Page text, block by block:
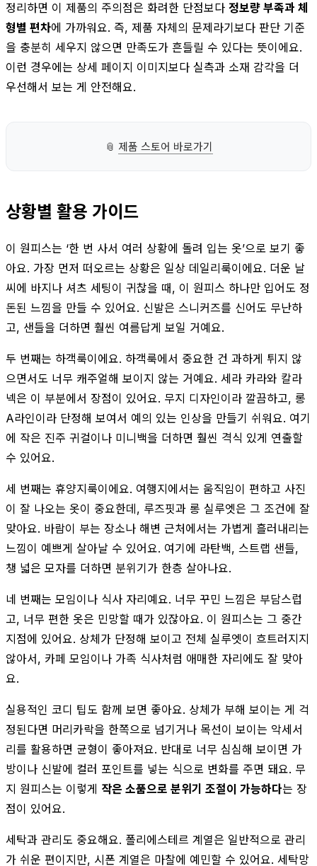
정리하면 이 제품의 주의점은 화려한 단점보다 정보량 부족과 체
형별 편차에 가까워요. 즉, 제품 자체의 문제라기보다 판단 기준
을 충분히 세우지 않으면 만족도가 흔들릴 수 있다는 뜻이에요.
이런 경우에는 상세 페이지 이미지보다 실측과 소재 감각을 더
우선해서 보는 게 안전해요.
📎 제품 스토어 바로가기
상황별 활용 가이드
이 원피스는 ‘한 번 사서 여러 상황에 돌려 입는 옷’으로 보기 좋
아요. 가장 먼저 떠오르는 상황은 일상 데일리룩이에요. 더운 날
씨에 바지나 셔츠 세팅이 귀찮을 때, 이 원피스 하나만 입어도 정
돈된 느낌을 만들 수 있어요. 신발은 스니커즈를 신어도 무난하
고, 샌들을 더하면 훨씬 여름답게 보일 거예요.
두 번째는 하객룩이에요. 하객룩에서 중요한 건 과하게 튀지 않
으면서도 너무 캐주얼해 보이지 않는 거예요. 세라 카라와 칼라
넥은 이 부분에서 장점이 있어요. 무지 디자인이라 깔끔하고, 롱
A라인이라 단정해 보여서 예의 있는 인상을 만들기 쉬워요. 여기
에 작은 진주 귀걸이나 미니백을 더하면 훨씬 격식 있게 연출할
수 있어요.
세 번째는 휴양지룩이에요. 여행지에서는 움직임이 편하고 사진
이 잘 나오는 옷이 중요한데, 루즈핏과 롱 실루엣은 그 조건에 잘
맞아요. 바람이 부는 장소나 해변 근처에서는 가볍게 흘러내리는
느낌이 예쁘게 살아날 수 있어요. 여기에 라탄백, 스트랩 샌들,
챙 넓은 모자를 더하면 분위기가 한층 살아나요.
네 번째는 모임이나 식사 자리예요. 너무 꾸민 느낌은 부담스럽
고, 너무 편한 옷은 민망할 때가 있잖아요. 이 원피스는 그 중간
지점에 있어요. 상체가 단정해 보이고 전체 실루엣이 흐트러지지
않아서, 카페 모임이나 가족 식사처럼 애매한 자리에도 잘 맞아
요.
실용적인 코디 팁도 함께 보면 좋아요. 상체가 부해 보이는 게 걱
정된다면 머리카락을 한쪽으로 넘기거나 목선이 보이는 악세서
리를 활용하면 균형이 좋아져요. 반대로 너무 심심해 보이면 가
방이나 신발에 컬러 포인트를 넣는 식으로 변화를 주면 돼요. 무
지 원피스는 이렇게 작은 소품으로 분위기 조절이 가능하다는 장
점이 있어요.
세탁과 관리도 중요해요. 폴리에스테르 계열은 일반적으로 관리
가 쉬운 편이지만, 시폰 계열은 마찰에 예민할 수 있어요. 세탁망